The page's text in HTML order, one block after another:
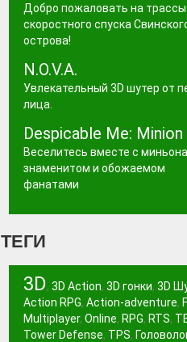
Добро пожаловать на трассы
скоростного спуска
острова!
N.O.V.A.
Увлекательный 3D шутер от
лица.
Despicable Me: Minion
Веселитесь вместе с
знаменитом и обожаемом
фанатами
ТЕГИ
3D, 3D Action, 3D гонки, 3D
Action RPG, Action-adventure,
Multiplayer, Online, RPG, RTS,
Tower Defense, TPS,